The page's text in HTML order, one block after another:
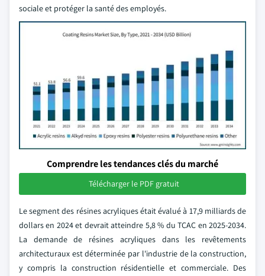
sociale et protéger la santé des employés.
Comprendre les tendances clés du marché
Télécharger le PDF gratuit
Le segment des résines acryliques était évalué à 17,9 milliards de
dollars en 2024 et devrait atteindre 5,8 % du TCAC en 2025-2034.
La demande de résines acryliques dans les revêtements
architecturaux est déterminée par l'industrie de la construction,
y compris la construction résidentielle et commerciale. Des